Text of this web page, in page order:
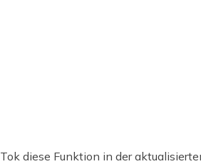
diese Funktion in der